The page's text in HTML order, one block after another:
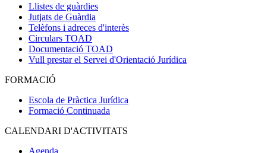
Llistes de guàrdies
Jutjats de Guàrdia
Telèfons i adreces d'interès
Circulars TOAD
Documentació TOAD
Vull prestar el Servei d'Orientació Jurídica
FORMACIÓ
Escola de Pràctica Jurídica
Formació Continuada
CALENDARI D'ACTIVITATS
Agenda